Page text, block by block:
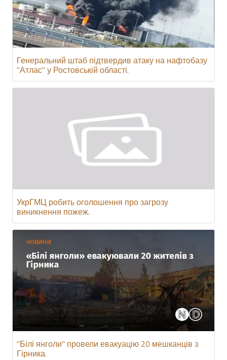
Генеральний штаб підтвердив атаку на нафтобазу
"Атлас" у Ростовській області.
УкрГМЦ робить оголошення про загрозу
виникнення пожеж.
"Білі янголи" провели евакуацію 20 мешканців з
Гірника.